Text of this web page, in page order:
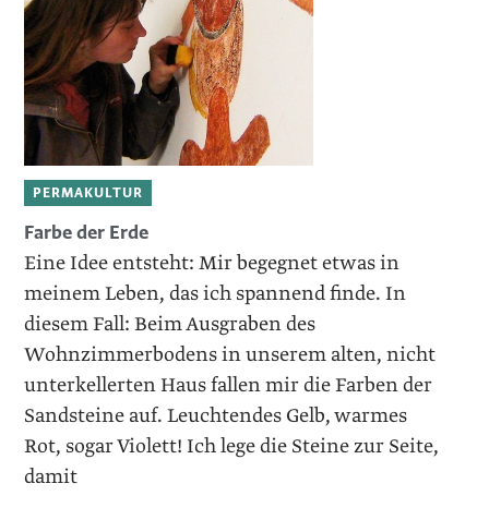
PERMAKULTUR
Farbe der Erde
Eine Idee entsteht: Mir begegnet etwas in
meinem Leben, das ich spannend finde. In
diesem Fall: Beim Ausgraben des
Wohnzimmerbodens in unserem alten, nicht
unterkellerten Haus fallen mir die Farben der
Sandsteine auf. Leuchtendes Gelb, warmes
Rot, sogar Violett! Ich lege die Steine zur Seite,
damit